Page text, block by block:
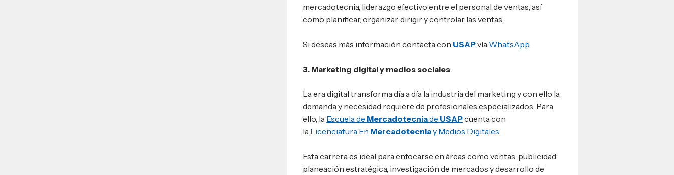
mercadotecnia, liderazgo efectivo entre el personal de ventas, así
como planificar, organizar, dirigir y controlar las ventas.
Si deseas más información contacta con USAPvía WhatsApp
3. Marketing digital y medios sociales
La era digital transforma día a día la industria del marketing y con ello la
demanda y necesidad requiere de profesionales especializados. Para
ello, la Escuela de Mercadotecniade USAPcuenta con
la Licenciatura En Mercadotecniay Medios Digitales
Esta carrera es ideal para enfocarse en áreas como ventas, publicidad,
planeación estratégica, investigación de mercados y desarrollo de